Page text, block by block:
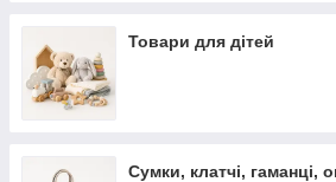
Товари для дітей
Сумки, клатчі, гаманці,